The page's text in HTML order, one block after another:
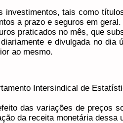
tais como
a prazo e seguros em
praticados no mês, que
e divulgada no dia
ao mesmo.
Intersindical de
das variações de preços
da receita monetária dessa